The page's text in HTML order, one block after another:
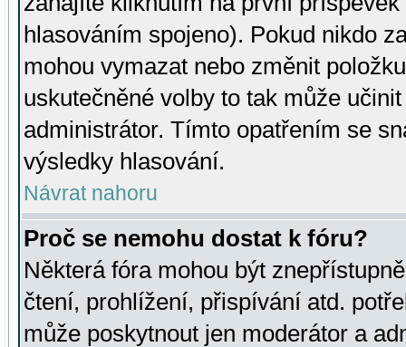
hlasováním spojeno). Pokud nikdo
mohou vymazat nebo změnit
uskutečněné volby to tak může
administrátor. Tímto opatřením se
výsledky hlasování.
Návrat nahoru
Proč se nemohu dostat k fóru?
Některá fóra mohou být
čtení, prohlížení, přispívání atd.
může poskytnout jen moderátor a